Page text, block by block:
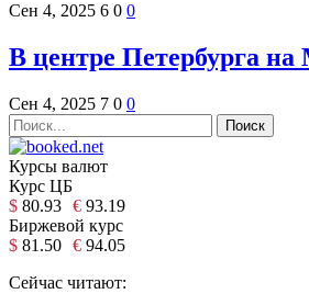
Сен 4, 2025 6 0 0
В центре Петербурга
Сен 4, 2025 7 0 0
Курсы валют
Курс ЦБ
$ 80.93 € 93.19
Биржевой курс
$ 81.50 € 94.05
Сейчас читают: